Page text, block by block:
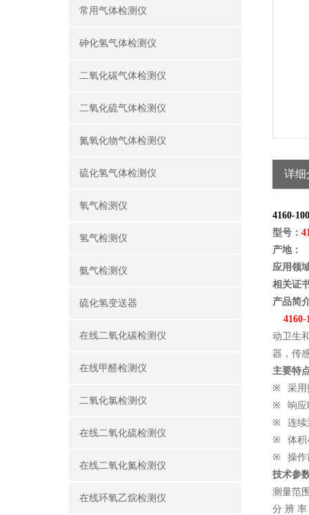
常用气体检测仪
砷化氢气体检测仪
二氧化碳气体检测仪
二氧化硫气体检测仪
氮氧化物气体检测仪
硫化氢气体检测仪
氧气检测仪
氢气检测仪
氨气检测仪
硫化氢变送器
在线二氧化碳检测仪
在线甲醛检测仪
二氧化氯检测仪
在线二氧化硫检测仪
在线二氧化氮检测仪
在线环氧乙烷检测仪
详细
4160-
型号：
产地：
应用领
相关证
产品简
4160-
动卫生
器，传
主要特
※
采用
※
响应
※
连续
※
体积
※
操作
技术参
测量范
分 辨 率